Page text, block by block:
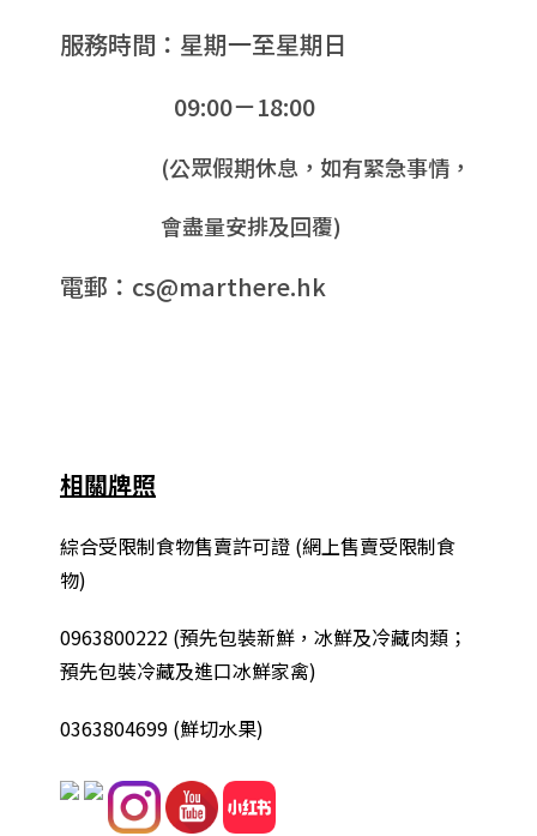
服務時間：星期一至星期日
09:00－18:00
(公眾假期休息，如有緊急事情，
會盡量安排及回覆)
電郵：cs@marthere.hk
相關牌照
綜合受限制食物售賣許可證 (網上售賣受限制食
物)
0963800222 (預先包裝新鮮，冰鮮及冷藏肉類；
預先包裝冷藏及進口冰鮮家禽)
0363804699 (鮮切水果)